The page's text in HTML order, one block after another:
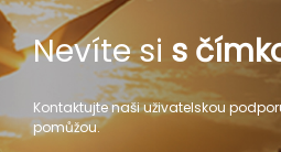
Nevíte si s
Kontaktujte naši uživatelskou
pomůžou.